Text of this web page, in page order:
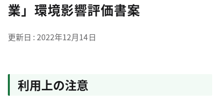
業」環境影響評価書案
更新日 2022年12月14日
利用上の注意